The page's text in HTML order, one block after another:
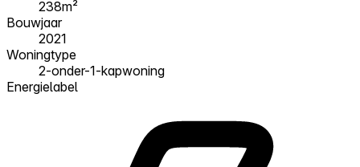
238m²
Bouwjaar
2021
Woningtype
2-onder-1-kapwoning
Energielabel